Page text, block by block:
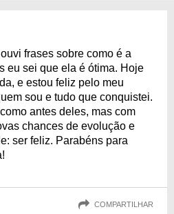
frases sobre como é a
eu sei que ela é ótima. Hoje
e estou feliz pelo meu
sou e tudo que conquistei.
antes deles, mas com
chances de evolução e
ser feliz. Parabéns para
COMPARTILHAR